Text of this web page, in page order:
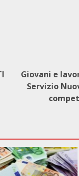
Giovani e
Servizio